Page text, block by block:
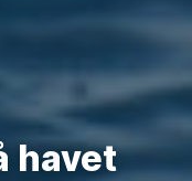
havet